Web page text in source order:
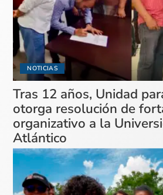
NOTICIAS
Tras 12 años, Unidad
otorga resolución de
organizativo a la
Atlántico